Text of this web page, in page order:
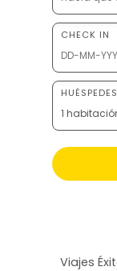
CHECK IN
1
Viajes